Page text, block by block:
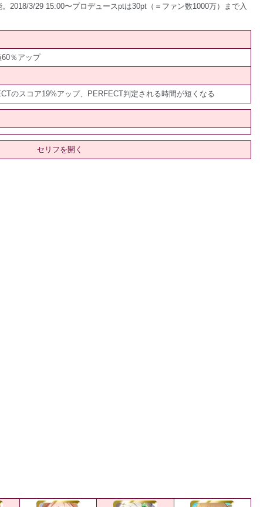
2018/3/29 15:00〜プロデュースptは30pt（＝ファン数1000万）まで入
％アップ
のスコア19%アップ、PERFECT判定される時間が短くなる
セリフを開く